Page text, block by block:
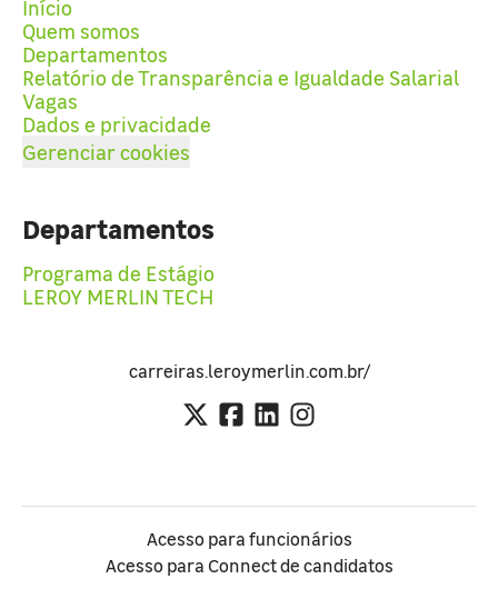
Início
Quem somos
Departamentos
Relatório de Transparência e Igualdade Salarial
Vagas
Dados e privacidade
Gerenciar cookies
Departamentos
Programa de Estágio
LEROY MERLIN TECH
carreiras.leroymerlin.com.br/
Acesso para funcionários
Acesso para Connect de candidatos